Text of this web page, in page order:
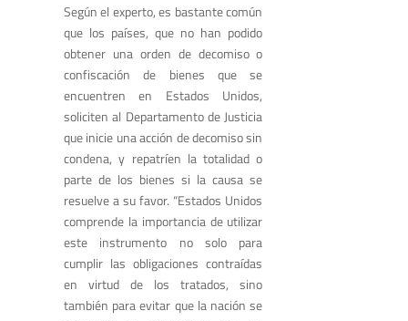
Según el experto, es bastante común
que los países, que no han podido
obtener una orden de decomiso o
confiscación de bienes que se
encuentren en Estados Unidos,
soliciten al Departamento de Justicia
que inicie una acción de decomiso sin
condena, y repatríen la totalidad o
parte de los bienes si la causa se
resuelve a su favor. “Estados Unidos
comprende la importancia de utilizar
este instrumento no solo para
cumplir las obligaciones contraídas
en virtud de los tratados, sino
también para evitar que la nación se